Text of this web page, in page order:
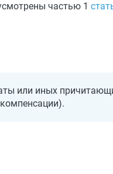
частью 1
или иных